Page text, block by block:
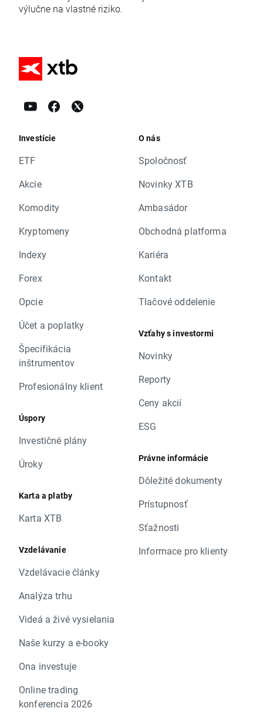
výlučne na vlastné riziko.
Investície
ETF
Akcie
Komodity
Kryptomeny
Indexy
Forex
Opcie
Účet a poplatky
Špecifikácia
inštrumentov
Profesionálny klient
Úspory
Investičné plány
Úroky
Karta a platby
Karta XTB
Vzdelávanie
Vzdelávacie články
Analýza trhu
Videá a živé vysielania
Naše kurzy a e-booky
Ona investuje
Online trading
konferencia 2026
O nás
Spoločnosť
Novinky XTB
Ambasádor
Obchodná platforma
Kariéra
Kontakt
Tlačové oddelenie
Vzťahy s investormi
Novinky
Reporty
Ceny akcií
ESG
Právne informácie
Dôležité dokumenty
Prístupnosť
Sťažnosti
Informace pro klienty